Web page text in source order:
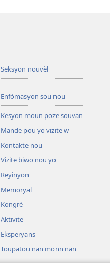
Seksyon nouvèl
Enfòmasyon sou nou
Kesyon moun poze souvan
Mande pou yo vizite w
Kontakte nou
Vizite biwo nou yo
Reyinyon
Memoryal
Kongrè
Aktivite
Eksperyans
Toupatou nan monn nan